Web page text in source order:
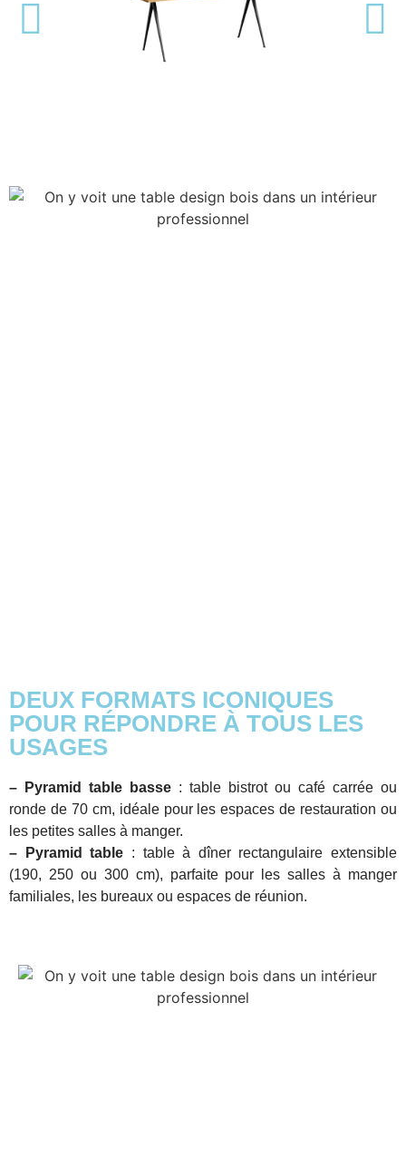
DEUX FORMATS ICONIQUES
POUR RÉPONDRE À TOUS LES
USAGES
– Pyramid table basse : table bistrot ou café carrée ou
ronde de 70 cm, idéale pour les espaces de restauration ou
les petites salles à manger.
– Pyramid table : table à dîner rectangulaire extensible
(190, 250 ou 300 cm), parfaite pour les salles à manger
familiales, les bureaux ou espaces de réunion.